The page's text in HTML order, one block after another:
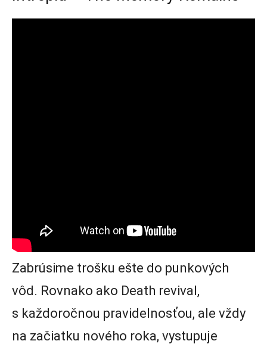
Zabrúsime trošku ešte do punkových
vôd. Rovnako ako Death revival,
s každoročnou pravidelnosťou, ale vždy
na začiatku nového roka, vystupuje